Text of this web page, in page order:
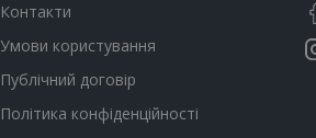
Контакти
Умови користування
Публічний договір
Політика конфіденційності